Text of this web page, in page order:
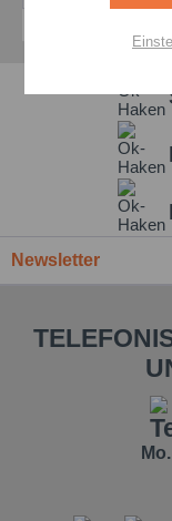
Newsletter